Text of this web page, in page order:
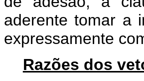
aderente tomar a
expressamente
Razões dos